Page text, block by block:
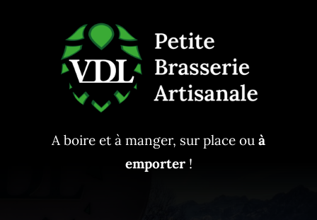
A boire et à manger, sur place ou à
emporter!